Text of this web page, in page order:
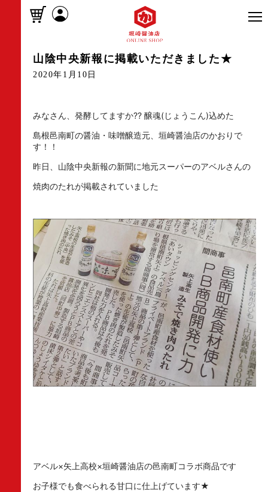
山陰中央新報に掲載いただきました★
2020年1月10日
みなさん、発酵してますか?? 醸魂(じょうこん)込めた
島根邑南町の醤油・味噌醸造元、垣崎醤油店のかおりで
す！！
昨日、山陰中央新報の新聞に地元スーパーのアベルさんの
焼肉のたれが掲載されていました
アベル×矢上高校×垣崎醤油店の邑南町コラボ商品です
お子様でも食べられる甘口に仕上げています★